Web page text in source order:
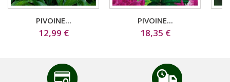
PIVOINE...
12,99 €
PIVOINE...
18,35 €